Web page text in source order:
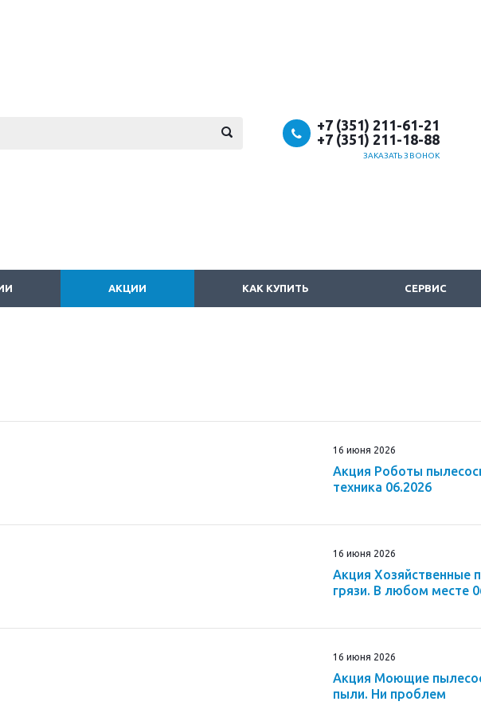
+7 (351) 211-61-21
+7 (351) 211-18-88
ЗАКАЗАТЬ ЗВОНОК
АКЦИИ КАК КУПИТЬ СЕРВИС
16 июня 2026
Акция Роботы
техника 06.2026
16 июня 2026
Акция Хозяйственные
грязи. В любом месте
16 июня 2026
Акция Моющие
пыли. Ни проблем